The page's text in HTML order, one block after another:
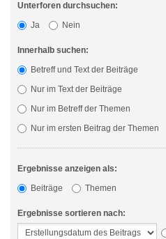
Unterforen durchsuchen:
Ja
Nein
Innerhalb suchen:
Betreff und Text der Beiträge
Nur im Text der Beiträge
Nur im Betreff der Themen
Nur im ersten Beitrag der Themen
Ergebnisse anzeigen als:
Beiträge
Themen
Ergebnisse sortieren nach: